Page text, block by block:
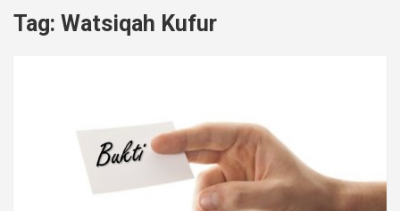
Tag: Watsiqah Kufur